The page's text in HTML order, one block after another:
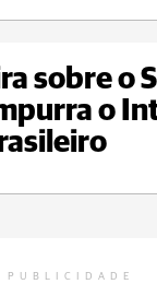
sobre o
o
PUBLICIDADE